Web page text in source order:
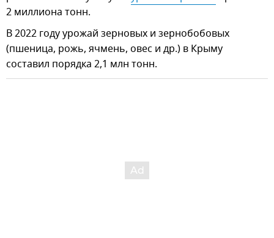
2 миллиона тонн.
В 2022 году урожай зерновых и зернобобовых
(пшеница, рожь, ячмень, овес и др.) в Крыму
составил порядка 2,1 млн тонн.